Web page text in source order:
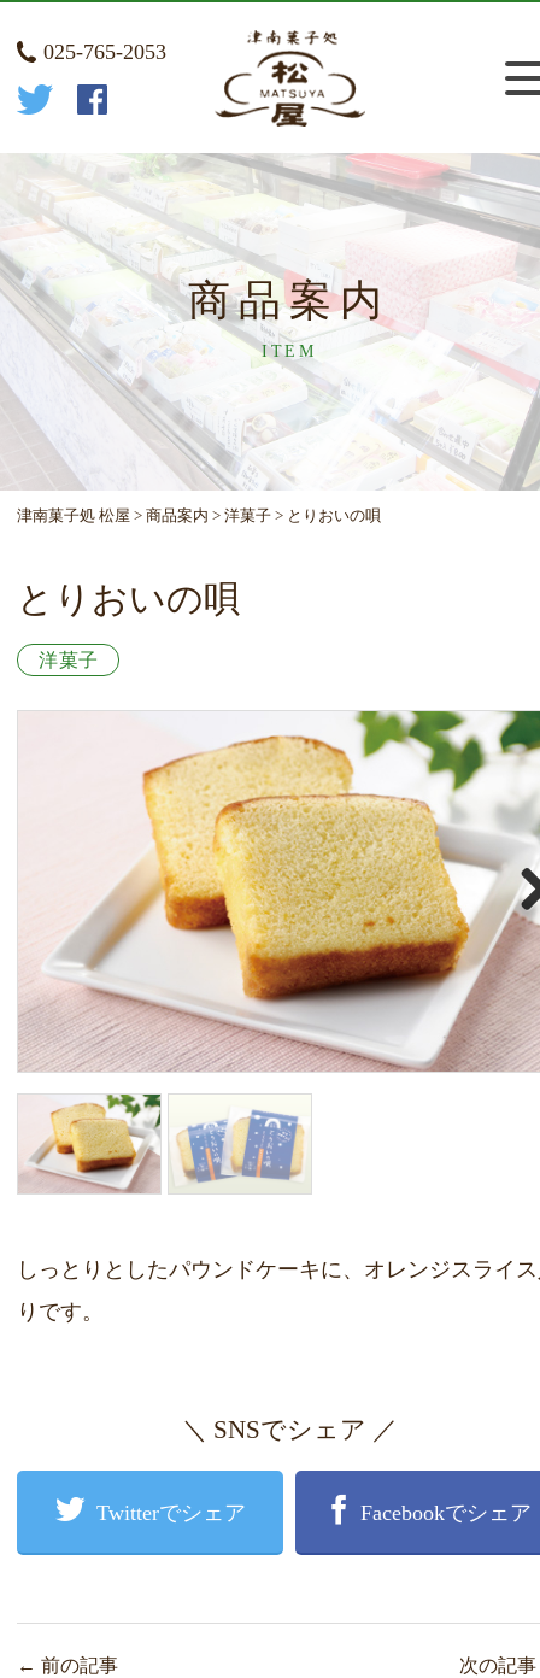
025-765-2053
商品案内
ITEM
津南菓子処 松屋 >商品案内 >洋菓子 > とりおいの唄
とりおいの唄
洋菓子
しっとりとしたパウンドケーキに、オレンジスライ
りです。
＼ SNSでシェア ／
Twitterでシェア Facebookでシェア
← 前の記事 次の記事